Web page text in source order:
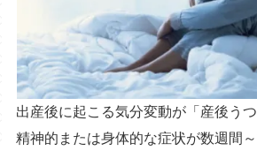
出産後に起こる気分変動が「産後うつ
精神的または身体的な症状が数週間